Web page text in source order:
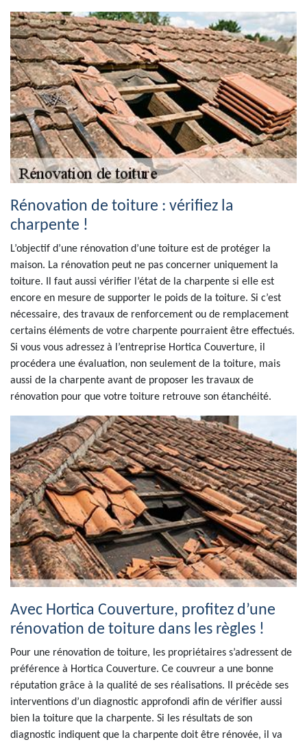
Rénovation de toiture : vérifiez la
charpente !
L’objectif d’une rénovation d’une toiture est de protéger la
maison. La rénovation peut ne pas concerner uniquement la
toiture. Il faut aussi vérifier l’état de la charpente si elle est
encore en mesure de supporter le poids de la toiture. Si c’est
nécessaire, des travaux de renforcement ou de remplacement
certains éléments de votre charpente pourraient être effectués.
Si vous vous adressez à l’entreprise Hortica Couverture, il
procédera une évaluation, non seulement de la toiture, mais
aussi de la charpente avant de proposer les travaux de
rénovation pour que votre toiture retrouve son étanchéité.
Avec Hortica Couverture, profitez d’une
rénovation de toiture dans les règles !
Pour une rénovation de toiture, les propriétaires s’adressent de
préférence à Hortica Couverture. Ce couvreur a une bonne
réputation grâce à la qualité de ses réalisations. Il précède ses
interventions d’un diagnostic approfondi afin de vérifier aussi
bien la toiture que la charpente. Si les résultats de son
diagnostic indiquent que la charpente doit être rénovée, il va